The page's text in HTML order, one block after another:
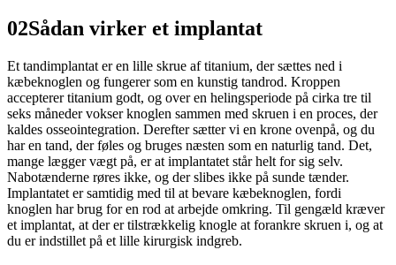
02Sådan virker et implantat
Et tandimplantat er en lille skrue af titanium, der sættes ned i
kæbeknoglen og fungerer som en kunstig tandrod. Kroppen
accepterer titanium godt, og over en helingsperiode på cirka tre til
seks måneder vokser knoglen sammen med skruen i en proces, der
kaldes osseointegration. Derefter sætter vi en krone ovenpå, og du
har en tand, der føles og bruges næsten som en naturlig tand. Det,
mange lægger vægt på, er at implantatet står helt for sig selv.
Nabotænderne røres ikke, og der slibes ikke på sunde tænder.
Implantatet er samtidig med til at bevare kæbeknoglen, fordi
knoglen har brug for en rod at arbejde omkring. Til gengæld kræver
et implantat, at der er tilstrækkelig knogle at forankre skruen i, og at
du er indstillet på et lille kirurgisk indgreb.